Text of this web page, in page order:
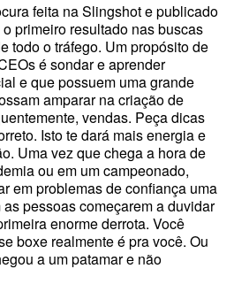
feita na Slingshot e publicado
primeiro resultado nas buscas
todo o tráfego. Um propósito de
é sondar e aprender
e que possuem uma grande
amparar na criação de
vendas. Peça dicas
Isto te dará mais energia e
Uma vez que chega a hora de
ou em um campeonado,
em problemas de confiança uma
pessoas começarem a duvidar
enorme derrota. Você
boxe realmente é pra você. Ou
a um patamar e não